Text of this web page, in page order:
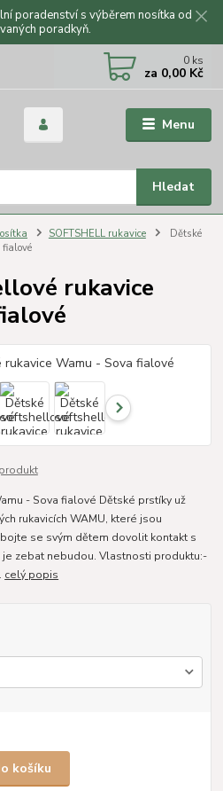
poradenství s výběrem nosítka od
poradkyň.
Menu
Hledat
0 ks
za 0,00 Kč
SOFTSHELL rukavice
Dětské
rukavice
- Sova fialové Dětské prstíky už
rukavicích WAMU, které jsou
se svým dětem dovolit kontakt s
je zebat nebudou. Vlastnosti produktu:-
celý popis
košíku